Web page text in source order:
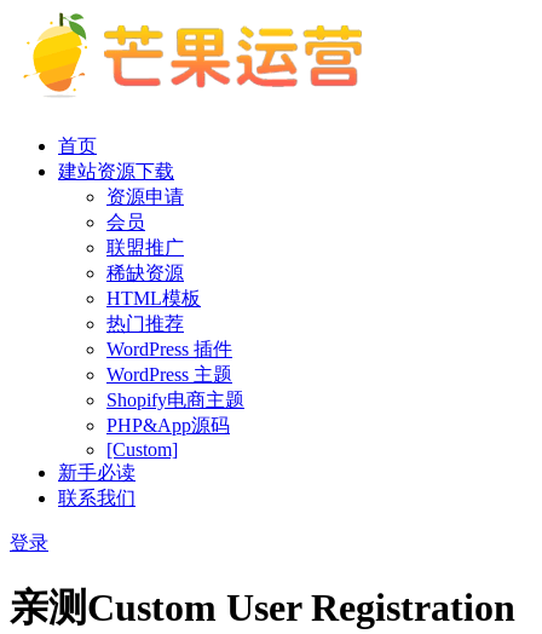
首页
建站资源下载
资源申请
会员
联盟推广
稀缺资源
HTML模板
热门推荐
WordPress 插件
WordPress 主题
Shopify电商主题
PHP&App源码
[Custom]
新手必读
联系我们
登录
亲测Custom User Registration